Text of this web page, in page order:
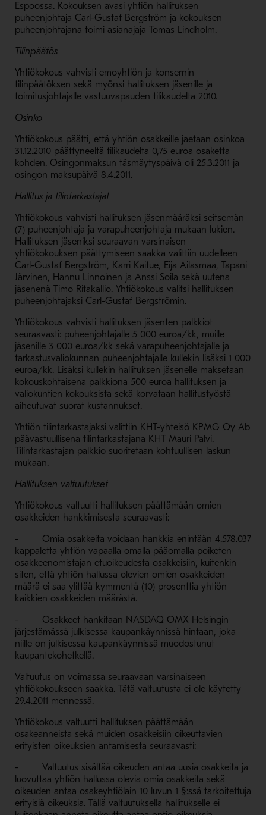
Espoossa. Kokouksen avasi yhtiön hallituksen
puheenjohtaja Carl-Gustaf Bergström ja kokouksen
puheenjohtajana toimi asianajaja Tomas Lindholm.
Tilinpäätös
Yhtiökokous vahvisti emoyhtiön ja konsernin
tilinpäätöksen sekä myönsi hallituksen jäsenille ja
toimitusjohtajalle vastuuvapauden tilikaudelta 2010.
Osinko
Yhtiökokous päätti, että yhtiön osakkeille jaetaan osinkoa
31.12.2010 päättyneeltä tilikaudelta 0,75 euroa osaketta
kohden. Osingonmaksun täsmäytyspäivä oli 25.3.2011 ja
osingon maksupäivä 8.4.2011.
Hallitus ja tilintarkastajat
Yhtiökokous vahvisti hallituksen jäsenmääräksi seitsemän
(7) puheenjohtaja ja varapuheenjohtaja mukaan lukien.
Hallituksen jäseniksi seuraavan varsinaisen
yhtiökokouksen päättymiseen saakka valittiin uudelleen
Carl-Gustaf Bergström, Karri Kaitue, Eija Ailasmaa, Tapani
Järvinen, Hannu Linnoinen ja Anssi Soila sekä uutena
jäsenenä Timo Ritakallio. Yhtiökokous valitsi hallituksen
puheenjohtajaksi Carl-Gustaf Bergströmin.
Yhtiökokous vahvisti hallituksen jäsenten palkkiot
seuraavasti: puheenjohtajalle 5 000 euroa/kk, muille
jäsenille 3 000 euroa/kk sekä varapuheenjohtajalle ja
tarkastusvaliokunnan puheenjohtajalle kullekin lisäksi 1 000
euroa/kk. Lisäksi kullekin hallituksen jäsenelle maksetaan
kokouskohtaisena palkkiona 500 euroa hallituksen ja
valiokuntien kokouksista sekä korvataan hallitustyöstä
aiheutuvat suorat kustannukset.
Yhtiön tilintarkastajaksi valittiin KHT-yhteisö KPMG Oy Ab
päävastuullisena tilintarkastajana KHT Mauri Palvi.
Tilintarkastajan palkkio suoritetaan kohtuullisen laskun
mukaan.
Hallituksen valtuutukset
Yhtiökokous valtuutti hallituksen päättämään omien
osakkeiden hankkimisesta seuraavasti:
- Omia osakkeita voidaan hankkia enintään 4.578.037
kappaletta yhtiön vapaalla omalla pääomalla poiketen
osakkeenomistajan etuoikeudesta osakkeisiin, kuitenkin
siten, että yhtiön hallussa olevien omien osakkeiden
määrä ei saa ylittää kymmentä (10) prosenttia yhtiön
kaikkien osakkeiden määrästä.
- Osakkeet hankitaan NASDAQ OMX Helsingin
järjestämässä julkisessa kaupankäynnissä hintaan, joka
niille on julkisessa kaupankäynnissä muodostunut
kaupantekohetkellä.
Valtuutus on voimassa seuraavaan varsinaiseen
yhtiökokoukseen saakka. Tätä valtuutusta ei ole käytetty
29.4.2011 mennessä.
Yhtiökokous valtuutti hallituksen päättämään
osakeanneista sekä muiden osakkeisiin oikeuttavien
erityisten oikeuksien antamisesta seuraavasti:
- Valtuutus sisältää oikeuden antaa uusia osakkeita ja
luovuttaa yhtiön hallussa olevia omia osakkeita sekä
oikeuden antaa osakeyhtiölain 10 luvun 1 §:ssä tarkoitettuja
erityisiä oikeuksia. Tällä valtuutuksella hallitukselle ei